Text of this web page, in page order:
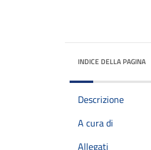
INDICE DELLA PAGINA
Descrizione
A cura di
Allegati